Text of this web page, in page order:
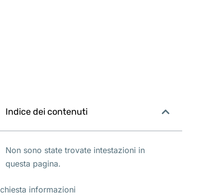
Indice dei contenuti
Non sono state trovate intestazioni in
questa pagina.
informazioni